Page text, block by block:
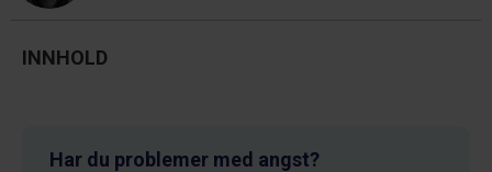
INNHOLD
Har du problemer med angst?